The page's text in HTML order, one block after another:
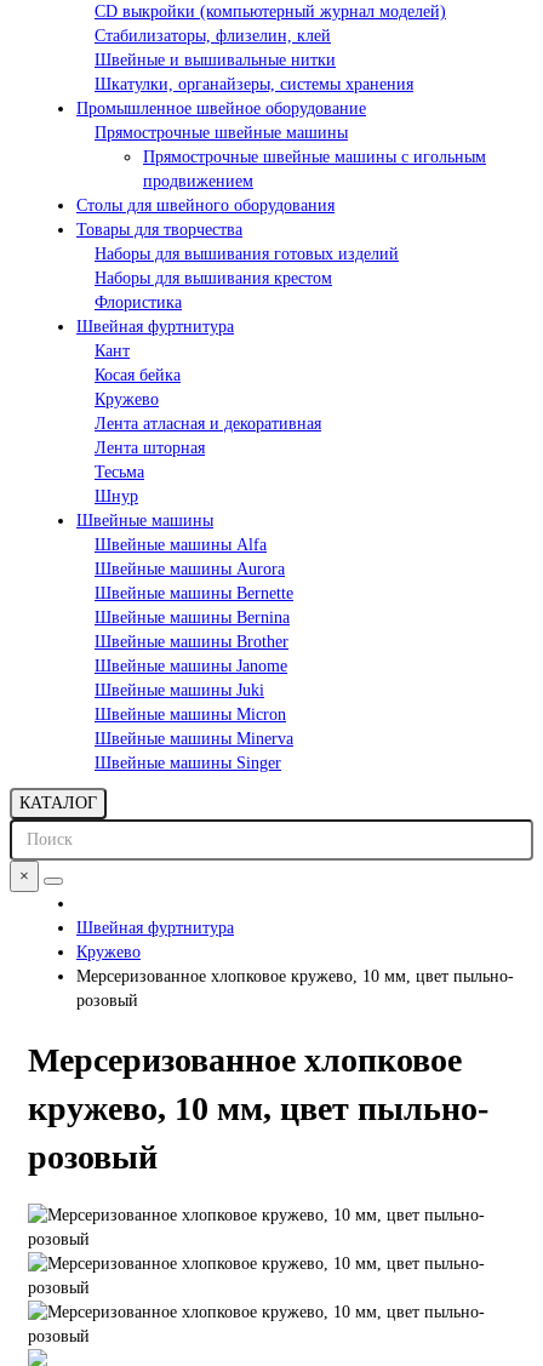
СD выкройки (компьютерный журнал моделей)
Стабилизаторы, флизелин, клей
Швейные и вышивальные нитки
Шкатулки, органайзеры, системы хранения
Промышленное швейное оборудование
Прямострочные швейные машины
Прямострочные швейные машины с игольным
продвижением
Столы для швейного оборудования
Товары для творчества
Наборы для вышивания готовых изделий
Наборы для вышивания крестом
Флористика
Швейная фуртнитура
Кант
Косая бейка
Кружево
Лента aтласная и декоративная
Лента шторная
Тесьма
Шнур
Швейные машины
Швейные машины Alfa
Швейные машины Aurora
Швейные машины Bernette
Швейные машины Bernina
Швейные машины Brother
Швейные машины Janome
Швейные машины Juki
Швейные машины Micron
Швейные машины Minerva
Швейные машины Singer
КАТАЛОГ
×
Швейная фуртнитура
Кружево
Мерсеризованное хлопковое кружево, 10 мм, цвет пыльно-
розовый
Мерсеризованное хлопковое
кружево, 10 мм, цвет пыльно-
розовый